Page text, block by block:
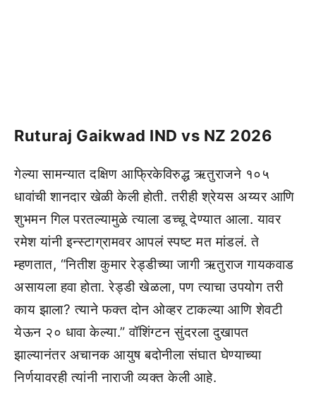
Ruturaj Gaikwad IND vs NZ 2026
गेल्या सामन्यात दक्षिण आफ्रिकेविरुद्ध ऋतुराजने १०५
धावांची शानदार खेळी केली होती. तरीही श्रेयस अय्यर आणि
शुभमन गिल परतल्यामुळे त्याला डच्चू देण्यात आला. यावर
रमेश यांनी इन्स्टाग्रामवर आपलं स्पष्ट मत मांडलं. ते
म्हणतात, “नितीश कुमार रेड्डीच्या जागी ऋतुराज गायकवाड
असायला हवा होता. रेड्डी खेळला, पण त्याचा उपयोग तरी
काय झाला? त्याने फक्त दोन ओव्हर टाकल्या आणि शेवटी
येऊन २० धावा केल्या.” वॉशिंग्टन सुंदरला दुखापत
झाल्यानंतर अचानक आयुष बदोनीला संघात घेण्याच्या
निर्णयावरही त्यांनी नाराजी व्यक्त केली आहे.